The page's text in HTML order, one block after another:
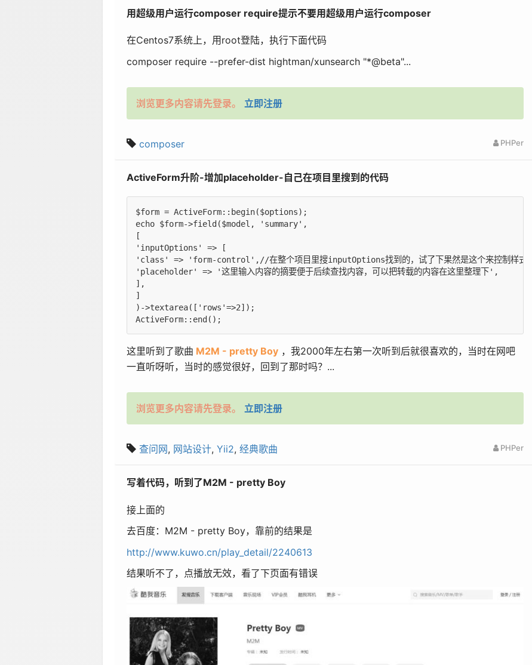
用超级用户运行composer require提示不要用超级用户运行composer
在Centos7系统上，用root登陆，执行下面代码
composer require --prefer-dist hightman/xunsearch "*@beta"...
浏览更多内容请先登录。 立即注册
composer PHPer
ActiveForm升阶-增加placeholder-自己在项目里搜到的代码
$form = ActiveForm::begin($options);
echo $form->field($model, 'summary',
[
'inputOptions' => [
'class' => 'form-control',//在整个项目里搜inputOptions找到的，试了下果然是这个来控制样式的
'placeholder' => '这里输入内容的摘要便于后续查找内容，可以把转载的内容在这里整理下',
],
]
)->textarea(['rows'=>2]);
这里听到了歌曲 M2M - pretty Boy ，我2000年左右第一次听到后就很喜欢的，当时在网吧
一直听呀听，当时的感觉很好，回到了那时吗？...
浏览更多内容请先登录。 立即注册
查问网, 网站设计, Yii2, 经典歌曲 PHPer
写着代码，听到了M2M - pretty Boy
接上面的
去百度：M2M - pretty Boy，靠前的结果是
http://www.kuwo.cn/play_detail/2240613
结果听不了，点播放无效，看了下页面有错误